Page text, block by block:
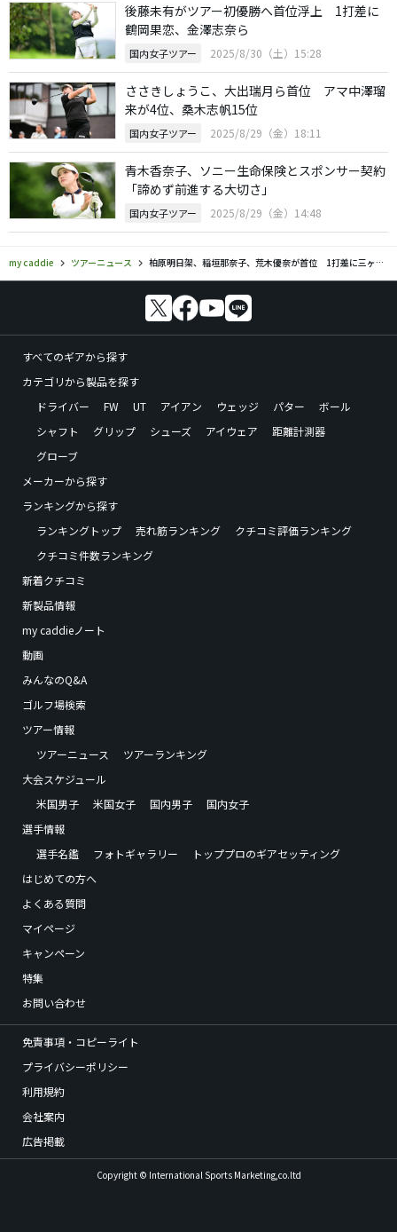
後藤未有がツアー初優勝へ首位浮上 1打差に
鶴岡果恋、金澤志奈ら
国内女子ツアー 2025/8/30（土）15:28
ささきしょうこ、大出瑞月ら首位 アマ中澤瑠
来が4位、桑木志帆15位
国内女子ツアー 2025/8/29（金）18:11
青木香奈子、ソニー生命保険とスポンサー契約
「諦めず前進する大切さ」
国内女子ツアー 2025/8/29（金）14:48
my caddie ツアーニュース 柏原明日架、稲垣那奈子、荒木優奈が首位 1打差に三ヶ島かな、政田夢乃
すべてのギアから探す
カテゴリから製品を探す
ドライバー
FW UT アイアン ウェッジ パター
ボール
シャフト
グリップ シューズ アイウェア
距離計測器
グローブ
メーカーから探す
ランキングから探す
ランキングトップ
売れ筋ランキング
クチコミ評価ランキング
クチコミ件数ランキング
新着クチコミ
新製品情報
my caddieノート
動画
みんなのQ&A
ゴルフ場検索
ツアー情報
ツアーニュース
ツアーランキング
大会スケジュール
米国男子
米国女子 国内男子
国内女子
選手情報
選手名鑑
フォトギャラリー
トッププロのギアセッティング
はじめての方へ
よくある質問
マイページ
キャンペーン
特集
お問い合わせ
免責事項・コピーライト
プライバシーポリシー
利用規約
会社案内
広告掲載
Copyright © International Sports Marketing,co.ltd